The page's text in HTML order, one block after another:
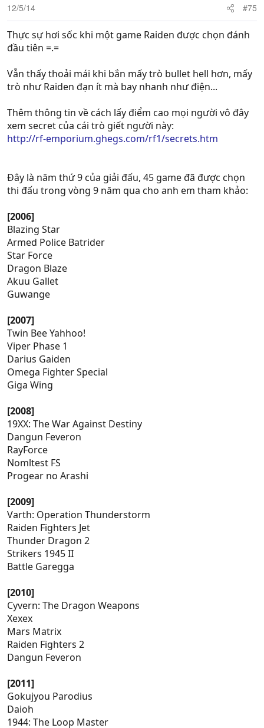
12/5/14 #75
Thực sự hơi sốc khi một game Raiden được chọn đánh
đầu tiên =.=
Vẫn thấy thoải mái khi bắn mấy trò bullet hell hơn, mấy
trò như Raiden đạn ít mà bay nhanh như điện...
Thêm thông tin về cách lấy điểm cao mọi người vô đây
xem secret của cái trò giết người này:
http://rf-emporium.ghegs.com/rf1/secrets.htm
Đây là năm thứ 9 của giải đấu, 45 game đã được chọn
thi đấu trong vòng 9 năm qua cho anh em tham khảo:
[2006]
Blazing Star
Armed Police Batrider
Star Force
Dragon Blaze
Akuu Gallet
Guwange
[2007]
Twin Bee Yahhoo!
Viper Phase 1
Darius Gaiden
Omega Fighter Special
Giga Wing
[2008]
19XX: The War Against Destiny
Dangun Feveron
RayForce
Nomltest FS
Progear no Arashi
[2009]
Varth: Operation Thunderstorm
Raiden Fighters Jet
Thunder Dragon 2
Strikers 1945 II
Battle Garegga
[2010]
Cyvern: The Dragon Weapons
Xexex
Mars Matrix
Raiden Fighters 2
Dangun Feveron
[2011]
Gokujyou Parodius
Daioh
1944: The Loop Master